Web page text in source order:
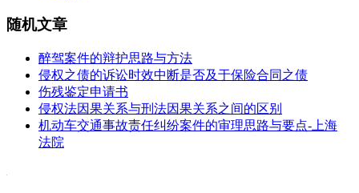
随机文章
醉驾案件的辩护思路与方法
侵权之债的诉讼时效中断是否及于保险合同之债
伤残鉴定申请书
侵权法因果关系与刑法因果关系之间的区别
机动车交通事故责任纠纷案件的审理思路与要点-上海
法院